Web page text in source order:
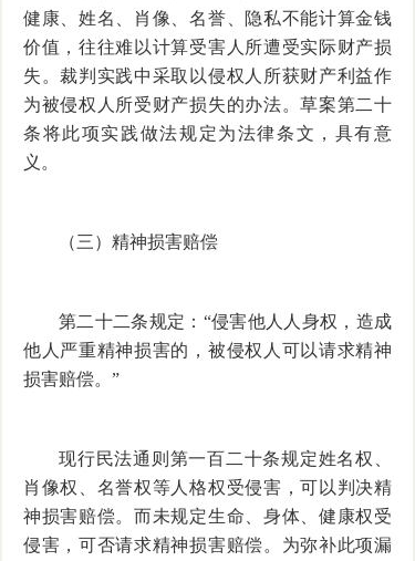
健康、姓名、肖像、名誉、隐私不能计算金钱
价值，往往难以计算受害人所遭受实际财产损
失。裁判实践中采取以侵权人所获财产利益作
为被侵权人所受财产损失的办法。草案第二十
条将此项实践做法规定为法律条文，具有意
义。
（三）精神损害赔偿
第二十二条规定：“侵害他人人身权，造成
他人严重精神损害的，被侵权人可以请求精神
损害赔偿。”
现行民法通则第一百二十条规定姓名权、
肖像权、名誉权等人格权受侵害，可以判决精
神损害赔偿。而未规定生命、身体、健康权受
侵害，可否请求精神损害赔偿。为弥补此项漏